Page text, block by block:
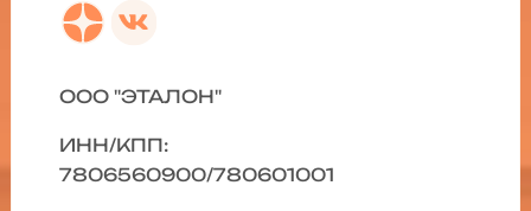
ООО "ЭТАЛОН"
ИНН/КПП:
7806560900/780601001